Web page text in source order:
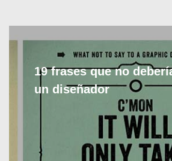
19 frases que no
un diseñador